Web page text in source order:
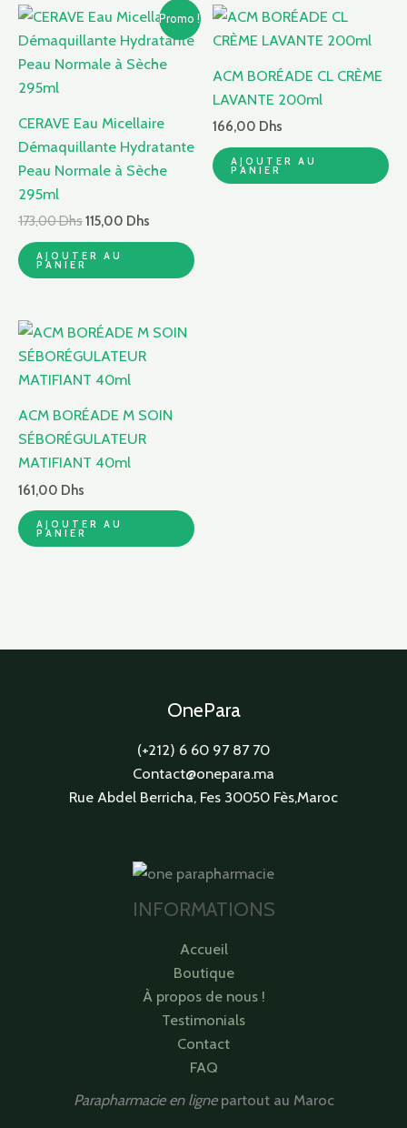
Promo !
CERAVE Eau Micellaire
Démaquillante Hydratante
Peau Normale à Sèche
295ml
173,00Dhs
Le
initial
était :
115,00 Dhs
Le
prix
actuel
est :
115,00 Dhs.
AJOUTER AU
PANIER
ACM BORÉADE CL CRÈME
LAVANTE 200ml
166,00 Dhs
AJOUTER AU
PANIER
ACM BORÉADE M SOIN
SÉBORÉGULATEUR
MATIFIANT 40ml
161,00 Dhs
AJOUTER AU
PANIER
OnePara
(+212) 6 60 97 87 70
Contact@onepara.ma
Rue Abdel Berricha, Fes 30050 Fès,Maroc
INFORMATIONS
Accueil
Boutique
À propos de nous !
Testimonials
Contact
FAQ
Parapharmacie en lignepartout au Maroc